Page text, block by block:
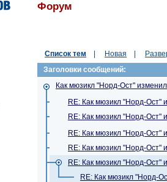
Форум
Список тем Новая
Заголовки сообщений:
Как мюзикл "Норд-Ост"
RE: Как мюзикл "Норд-Ост"
RE: Как мюзикл "Норд-Ост"
RE: Как мюзикл "Норд-Ост"
RE: Как мюзикл "Норд-Ост"
RE: Как мюзикл "Норд-Ост"
RE: Как мюзикл "Норд-